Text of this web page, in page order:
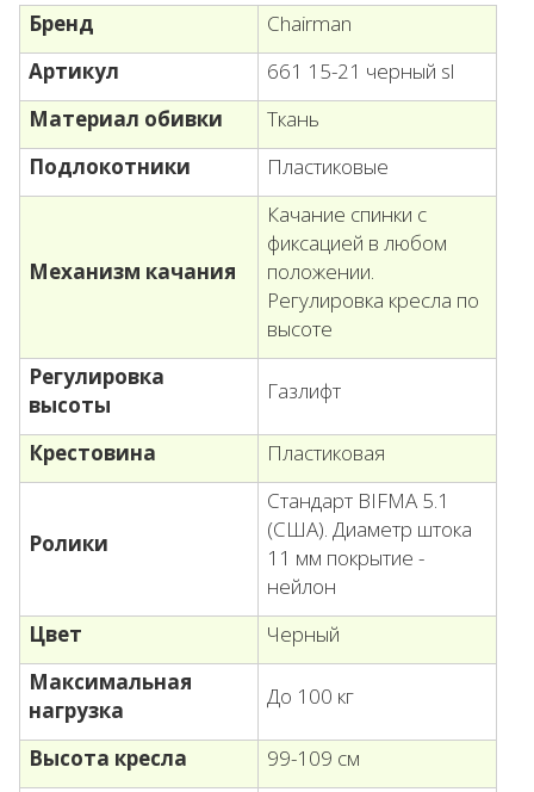
Бренд
Chairman
Артикул
661 15-21 черный sl
Материал обивки
Ткань
Подлокотники
Пластиковые
Механизм качания
Качание спинки с
фиксацией в любом
положении.
Регулировка кресла по
высоте
Регулировка
высоты
Газлифт
Крестовина Пластиковая
Ролики
Стандарт BIFMA 5.1
(США). Диаметр штока
11 мм покрытие -
нейлон
Цвет
Черный
Максимальная
нагрузка
До 100 кг
Высота кресла 99-109 см